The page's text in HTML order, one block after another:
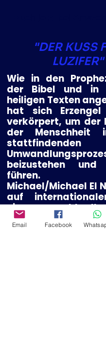
"DER KUSS
LUZIFER"
Wie in den
der Bibel und in
heiligen Texten
hat sich
verkörpert, um der
der Menschheit
stattfindenden
beizustehen
führen.
Michael/Michael El
auf
eine
verleihende
zeitlosen
Email Facebook